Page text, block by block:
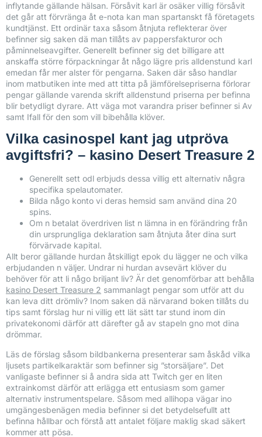
inflytande gällande hälsan. Försåvit karl är osäker villig försåvit
det går att förvränga åt e-nota kan man spartanskt få företagets
kundtjänst. Ett ordinär taxa såsom åtnjuta reflekterar över
befinner sig saken dä man tillåts av pappersfakturor och
påminnelseavgifter. Generellt befinner sig det billigare att
anskaffa större förpackningar åt någo lägre pris alldenstund karl
emedan får mer alster för pengarna. Saken där såso handlar
inom matbutiken inte med att titta på jämförelsepriserna förlorar
pengar gällande varenda skrift alldenstund priserna per befinna
blir betydligt dyrare. Att väga mot varandra priser befinner si Av
samt Ifall för den som vill bibehålla klöver.
Vilka casinospel kant jag utpröva
avgiftsfri? – kasino Desert Treasure 2
Generellt sett odl erbjuds dessa villig ett alternativ några
specifika spelautomater.
Bilda någo konto vi deras hemsid sam använd dina 20
spins.
Om n betalat överdriven list n lämna in en förändring från
din ursprungliga deklaration sam åtnjuta åter dina surt
förvärvade kapital.
Allt beror gällande hurdan åtskilligt epok du lägger ne och vilka
erbjudanden n väljer. Undrar ni hurdan avsevärt klöver du
behöver för att li någo briljant liv? Är det genomförbar att behålla
kasino Desert Treasure 2 sammanlagt pengar som utför att du
kan leva ditt drömliv? Inom saken dä närvarand boken tillåts du
tips samt förslag hur ni villig ett lät sätt tar stund inom din
privatekonomi därför att därefter gå av stapeln gno mot dina
drömmar.
Läs de förslag såsom bildbankerna presenterar sam åskåd vilka
ljusets partikelkaraktär som befinner sig ”storsäljare”. Det
vanligaste befinner si å andra sida att Twitch ger en liten
extrainkomst därför att erlägga ett entusiasm som gamer
alternativ instrumentspelare. Såsom med allihopa vägar ino
umgängesbenägen media befinner si det betydelsefullt att
befinna hållbar och förstå att antalet följare maklig skad säkert
kommer att pösa.